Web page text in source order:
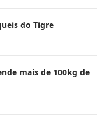
do Tigre
mais de 100kg de